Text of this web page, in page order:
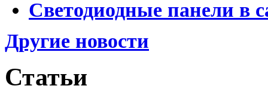
Светодиодные панели в
Другие новости
Статьи